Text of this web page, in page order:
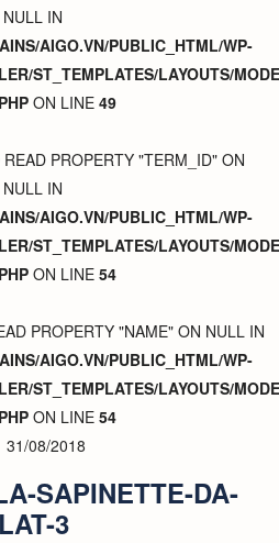
NULL IN
AIGO.VN/PUBLIC_HTML/WP-
ST_TEMPLATES/LAYOUTS/
ON LINE 49
PROPERTY "TERM_ID" ON
NULL IN
AIGO.VN/PUBLIC_HTML/WP-
ST_TEMPLATES/LAYOUTS/
ON LINE 54
PROPERTY "NAME" ON NULL IN
AIGO.VN/PUBLIC_HTML/WP-
ST_TEMPLATES/LAYOUTS/
ON LINE 54
31/08/2018
SAPINETTE-DA-
LAT-3